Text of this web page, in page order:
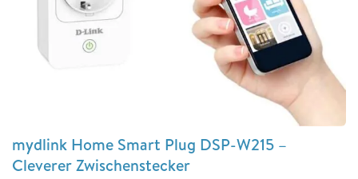
mydlink Home Smart Plug DSP-W215 –
Cleverer Zwischenstecker